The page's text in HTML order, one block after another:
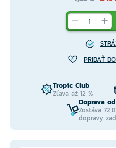
PRIDAŤ
Tropic Club
Zľava až 12 %
Doprava
Zostáva
dopravy